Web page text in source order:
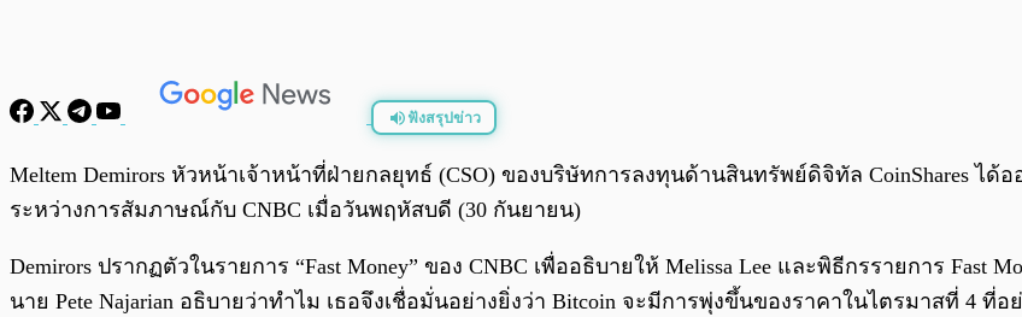
ฟังสรุปข่าว
พร้อมเล่น
Meltem Demirors หัวหน้าเจ้าหน้าที่ฝ่ายกลยุทธ์ (CSO) ของบริษัทการลงทุนด้านสินทรัพย์ดิจิทัล CoinShares ไ
ระหว่างการสัมภาษณ์กับ CNBC เมื่อวันพฤหัสบดี (30 กันยายน)
Demirors ปรากฏตัวในรายการ “Fast Money” ของ CNBC เพื่ออธิบายให้ Melissa Lee และพิธีกรรายการ Fast
นาย Pete Najarian อธิบายว่าทำไม เธอจึงเชื่อมั่นอย่างยิ่งว่า Bitcoin จะมีการพุ่งขึ้นของราคาในไตรมาสที่ 4